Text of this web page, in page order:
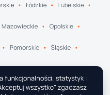
Łódzkie Lubelskie
Mazowieckie Opolskie
Pomorskie Śląskie
Wielkopolskie
funkcjonalności, statystyk i
wszystko" zgadzasz